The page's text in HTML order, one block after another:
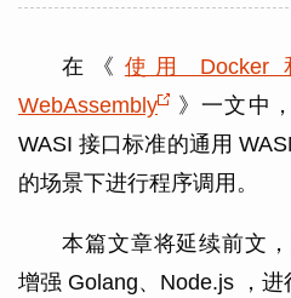
在《 使用 Docker
WebAssembly
》一文中
WASI 接口标准的通用
的场景下进行程序调用。
本篇文章将延续前文
增强 Golang、Node.js ，进